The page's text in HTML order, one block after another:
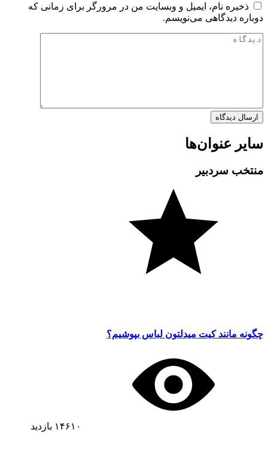
ذخیره نام، ایمیل و وبسایت من در مرورگر برای زمانی که
دوباره دیدگاهی می‌نویسم.
سایر عنوان‌ها
منتخب سردبیر
چگونه مانند کیت میدلتون لباس بپوشیم؟
۱۴۶۱۰ بازدید